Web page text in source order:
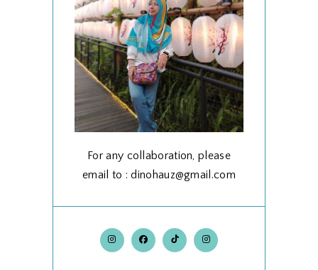
For any collaboration, please
email to : dinohauz@gmail.com